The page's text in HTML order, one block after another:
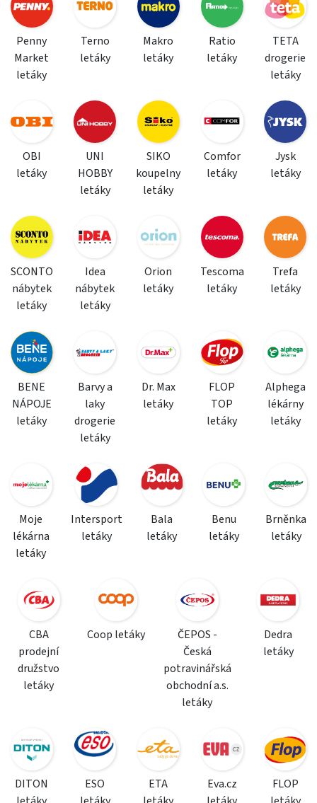
Penny
Market
letáky
Terno
letáky
Makro
letáky
Ratio
letáky
TETA
drogerie
letáky
OBI
letáky
UNI
HOBBY
letáky
SIKO
koupelny
letáky
Comfor
letáky
Jysk
letáky
SCONTO
nábytek
letáky
Idea
nábytek
letáky
Orion
letáky
Tescoma
letáky
Trefa
letáky
BENE
NÁPOJE
letáky
Barvy a
laky
drogerie
letáky
Dr. Max
letáky
FLOP
TOP
letáky
Alphega
lékárny
letáky
Moje
lékárna
letáky
Intersport
letáky
Bala
letáky
Benu
letáky
Brněnka
letáky
CBA
prodejní
družstvo
letáky
Coop letáky
ČEPOS -
Česká
potravinářská
obchodní a.s.
letáky
Dedra
letáky
DITON
ESO
ETA
Eva.cz
FLOP